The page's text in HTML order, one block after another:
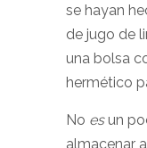
se hayan
de jugo de
una bolsa
hermético
No esun
almacenar